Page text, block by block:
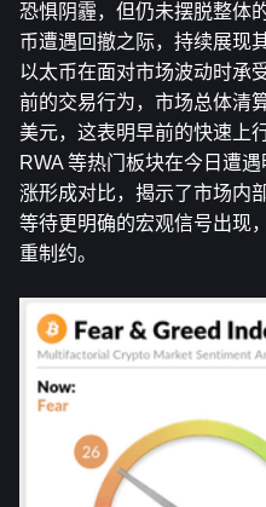
恐惧阴霾，但仍未摆脱整体
币遭遇回撤之际，持续展现
以太币在面对市场波动时承
前的交易行为，市场总体清
美元，这表明早前的快速上
RWA 等热门板块在今日遭
涨形成对比，揭示了市场内
等待更明确的宏观信号出现
重制约。